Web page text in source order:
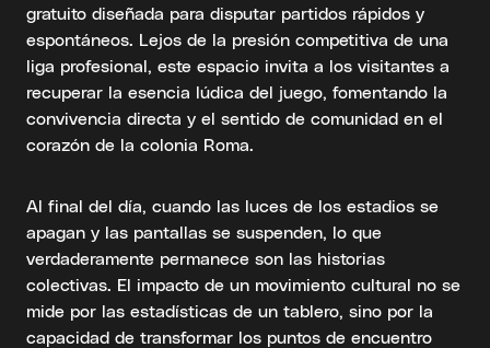
gratuito diseñada para disputar partidos rápidos y
espontáneos. Lejos de la presión competitiva de una
liga profesional, este espacio invita a los visitantes a
recuperar la esencia lúdica del juego, fomentando la
convivencia directa y el sentido de comunidad en el
corazón de la colonia Roma.
Al final del día, cuando las luces de los estadios se
apagan y las pantallas se suspenden, lo que
verdaderamente permanece son las historias
colectivas. El impacto de un movimiento cultural no se
mide por las estadísticas de un tablero, sino por la
capacidad de transformar los puntos de encuentro